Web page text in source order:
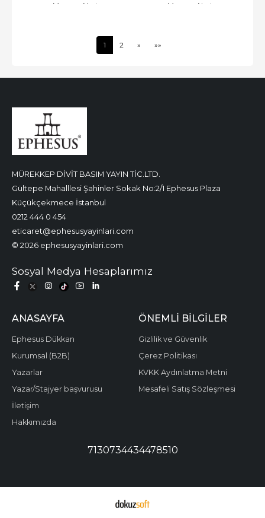
Meryem Nart Meryem Nart
1 2 » »»
MÜREKKEP DİVİT BASIM YAYIN TİC.LTD.
Gültepe Mahalllesi Şahinler Sokak No:2/1 Ephesus Plaza
Küçükçekmece İstanbul
0212 444 0 454
eticaret@ephesusyayinlari.com
© 2026 ephesusyayinlari.com
Sosyal Medya Hesaplarımız
ANASAYFA
Ephesus Dükkan
Kurumsal (B2B)
Yazarlar
Yazar/Stajyer başvurusu
İletişim
Hakkımızda
ÖNEMLI BILGILER
Gizlilik ve Güvenlik
Çerez Politikası
KVKK Aydınlatma Metni
Mesafeli Satış Sözleşmesi
7130734434478510